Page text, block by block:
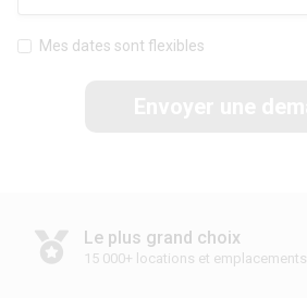
Mes dates sont flexibles
Le plus grand choix
15 000+ locations et emplacements